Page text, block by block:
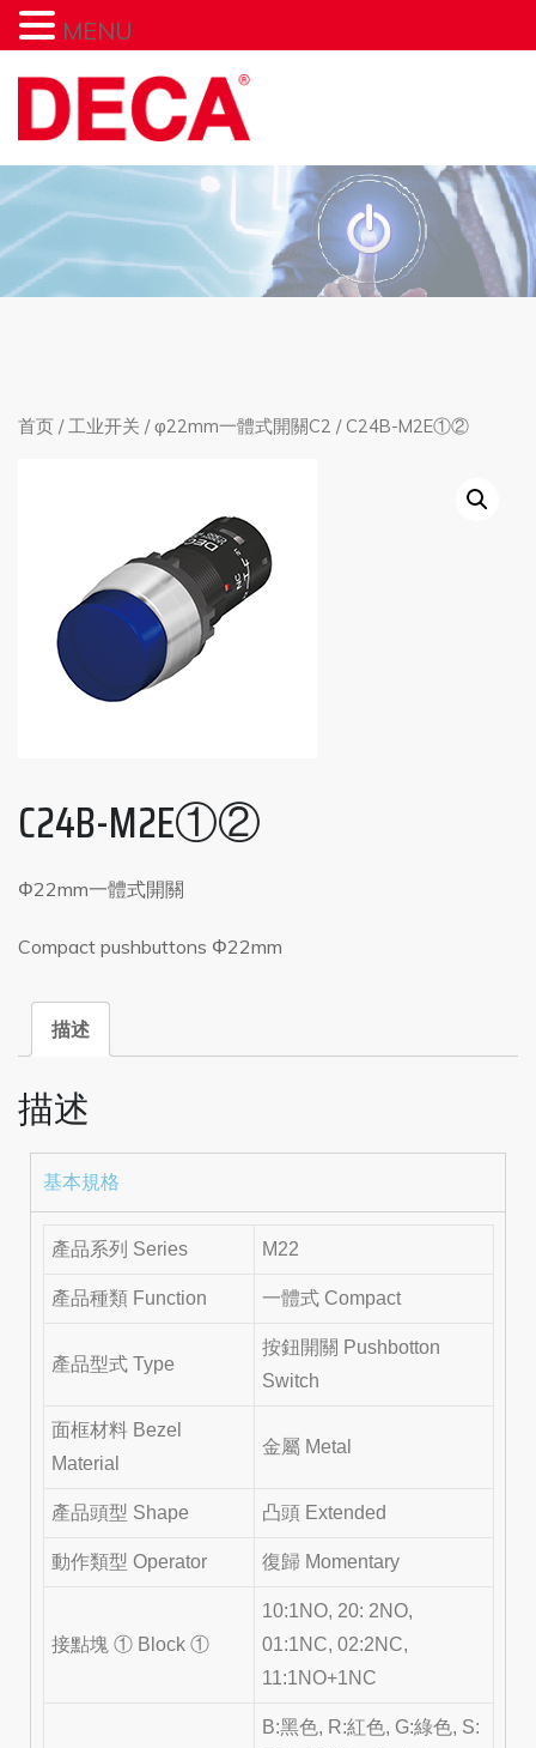
首页 /工业开关 /φ22mm一體式開關C2 / C24B-M2E①②
C24B-M2E①②
Φ22mm一體式開關
Compact pushbuttons Φ22mm
描述
描述
基本規格
產品系列 Series M22
產品種類 Function 一體式 Compact
產品型式 Type
按鈕開關 Pushbotton
Switch
面框材料 Bezel
Material
金屬 Metal
產品頭型 Shape 凸頭 Extended
動作類型 Operator 復歸 Momentary
接點塊 ① Block ①
10:1NO, 20: 2NO,
01:1NC, 02:2NC,
11:1NO+1NC
B:黑色, R:紅色, G:綠色, S:
MENU